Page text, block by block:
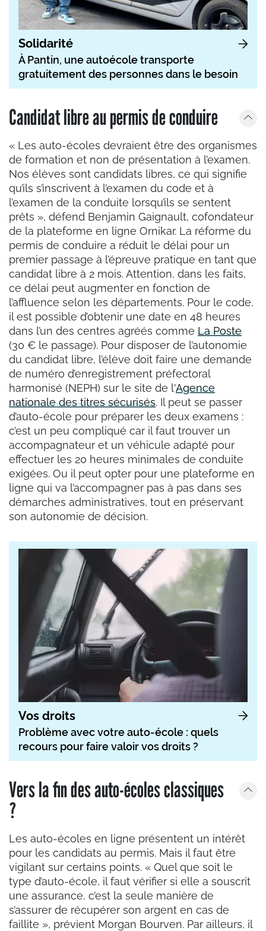
Solidarité
À Pantin, une autoécole transporte
gratuitement des personnes dans le besoin
Candidat libre au permis de conduire
« Les auto-écoles devraient être des organismes
de formation et non de présentation à l’examen.
Nos élèves sont candidats libres, ce qui signifie
qu’ils s’inscrivent à l’examen du code et à
l’examen de la conduite lorsqu’ils se sentent
prêts », défend Benjamin Gaignault, cofondateur
de la plateforme en ligne Ornikar. La réforme du
permis de conduire a réduit le délai pour un
premier passage à l’épreuve pratique en tant que
candidat libre à 2 mois. Attention, dans les faits,
ce délai peut augmenter en fonction de
l’affluence selon les départements. Pour le code,
il est possible d’obtenir une date en 48 heures
dans l’un des centres agréés comme La Poste
(30 € le passage). Pour disposer de l’autonomie
du candidat libre, l’élève doit faire une demande
de numéro d’enregistrement préfectoral
harmonisé (NEPH) sur le site de l'Agence
nationale des titres sécurisés. Il peut se passer
d’auto-école pour préparer les deux examens :
c’est un peu compliqué car il faut trouver un
accompagnateur et un véhicule adapté pour
effectuer les 20 heures minimales de conduite
exigées. Ou il peut opter pour une plateforme en
ligne qui va l’accompagner pas à pas dans ses
démarches administratives, tout en préservant
son autonomie de décision.
Vos droits
Problème avec votre auto-école : quels
recours pour faire valoir vos droits ?
Vers la fin des auto-écoles classiques
?
Les auto-écoles en ligne présentent un intérêt
pour les candidats au permis. Mais il faut être
vigilant sur certains points. « Quel que soit le
type d’auto-école, il faut vérifier si elle a souscrit
une assurance, c’est la seule manière de
s’assurer de récupérer son argent en cas de
faillite », prévient Morgan Bourven. Par ailleurs, il